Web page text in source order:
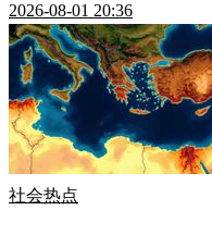
2026-08-01 20:36
社会热点